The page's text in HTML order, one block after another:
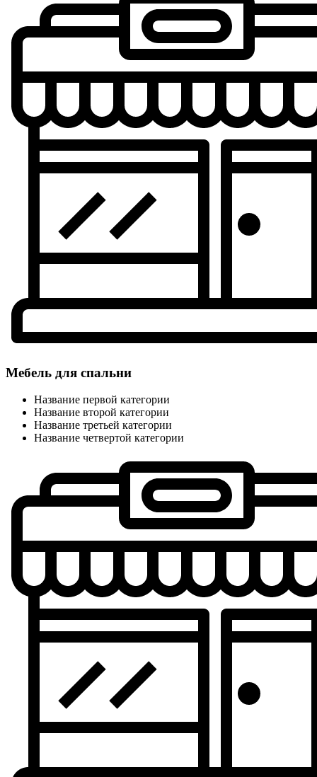
Мебель для спальни
Название первой категории
Название второй категории
Название третьей категории
Название четвертой категории